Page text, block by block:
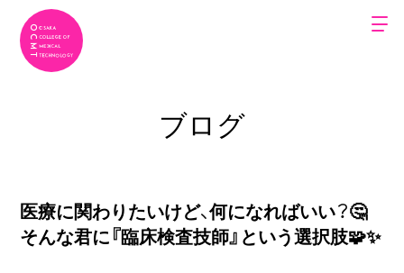
ブログ
医療に関わりたいけど、何になればいい？🤔
そんな君に『臨床検査技師』という選択肢🧩✨